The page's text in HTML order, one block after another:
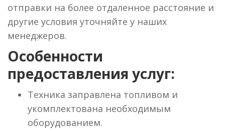
отправки на более отдаленное расстояние и
другие условия уточняйте у наших
менеджеров.
Особенности
предоставления услуг:
Техника заправлена топливом и
укомплектована необходимым
оборудованием.